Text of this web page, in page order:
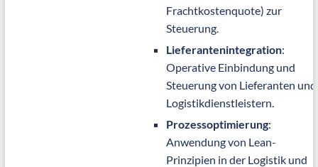
Frachtkostenquote) zur
Steuerung.
Lieferantenintegration:
Operative Einbindung und
Steuerung von Lieferanten und
Logistikdienstleistern.
Prozessoptimierung:
Anwendung von Lean-
Prinzipien in der Logistik und